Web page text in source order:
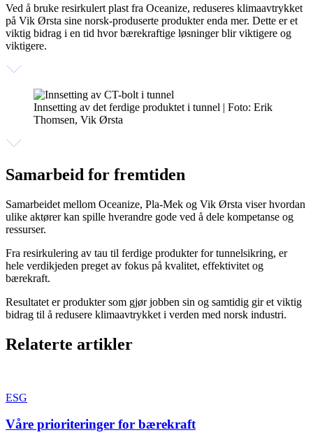
Ved å bruke resirkulert plast fra Oceanize, reduseres klimaavtrykket
på Vik Ørsta sine norsk-produserte produkter enda mer. Dette er et
viktig bidrag i en tid hvor bærekraftige løsninger blir viktigere og
viktigere.
Innsetting av det ferdige produktet i tunnel | Foto: Erik
Thomsen, Vik Ørsta
Samarbeid for fremtiden
Samarbeidet mellom Oceanize, Pla-Mek og Vik Ørsta viser hvordan
ulike aktører kan spille hverandre gode ved å dele kompetanse og
ressurser.
Fra resirkulering av tau til ferdige produkter for tunnelsikring, er
hele verdikjeden preget av fokus på kvalitet, effektivitet og
bærekraft.
Resultatet er produkter som gjør jobben sin og samtidig gir et viktig
bidrag til å redusere klimaavtrykket i verden med norsk industri.
Relaterte artikler
ESG
Våre prioriteringer for bærekraft